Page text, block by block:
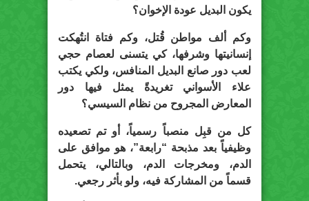
يكون البديل عودة الإخوان؟
وكم ألف مواطن قُتل، وكم فتاة انتُهكت
إنسانيتها وشرفها، كي يتسنى لعصام حجي
لعب دور صانع البديل المنافس، ولكي يكتب
علاء الأسواني تغريدةً يمثل فيها دور
المعارض المجروح من نظام السيسي؟
كل من قبِل منصباً رسمياً، أو تم تصعيده
وظيفياً بعد مذبحة “رابعة”، هو موافق على
الدم، ومخرجات الدم، وبالتالي، يتحمل
قسماً من المشاركة فيه، ولو بأثر رجعي.